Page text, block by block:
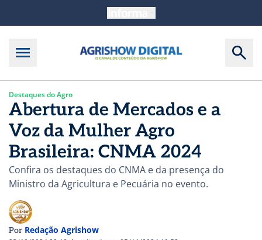
Destaques do Agro
Abertura de Mercados e a
Voz da Mulher Agro
Brasileira: CNMA 2024
Confira os destaques do CNMA e da presença do
Ministro da Agricultura e Pecuária no evento.
Por Redação Agrishow